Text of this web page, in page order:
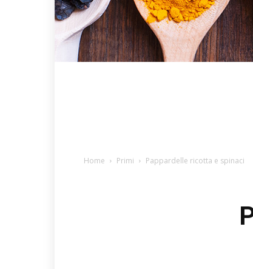
Home Primi Pappardelle ricotta e spinaci